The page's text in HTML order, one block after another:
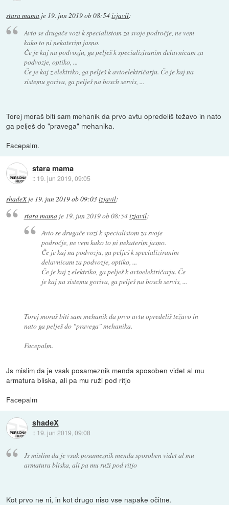
stara mama je 19. jun 2019 ob 08:54izjavil:
Avto se drugače vozi k specialistom za svoje področje, ne vem
kako to ni nekaterim jasno.
Če je kaj na podvozju, ga pelješ k specializiranim delavnicam za
podvozje, optiko, ...
Če je kaj z elektriko, ga pelješ k avtoelektričarju. Če je kaj na
sistemu goriva, ga pelješ na bosch servis, ...
Torej moraš biti sam mehanik da prvo avtu opredeliš težavo in nato
ga pelješ do "pravega" mehanika.
Facepalm.
stara mama
:: 19. jun 2019, 09:05
shadeXje 19. jun 2019 ob 09:03izjavil:
stara mamaje 19. jun 2019 ob 08:54izjavil:
Avto se drugače vozi k specialistom za svoje
področje, ne vem kako to ni nekaterim jasno.
Če je kaj na podvozju, ga pelješ k specializiranim
delavnicam za podvozje, optiko, ...
Če je kaj z elektriko, ga pelješ k avtoelektričarju. Če
je kaj na sistemu goriva, ga pelješ na bosch servis, ...
Torej moraš biti sam mehanik da prvo avtu opredeliš težavo in
nato ga pelješ do "pravega" mehanika.
Facepalm.
Js mislim da je vsak posameznik menda sposoben videt al mu
armatura bliska, ali pa mu ruži pod ritjo
Facepalm
shadeX
:: 19. jun 2019, 09:08
Js mislim da je vsak posameznik menda sposoben videt al mu
armatura bliska, ali pa mu ruži pod ritjo
Kot prvo ne ni, in kot drugo niso vse napake očitne.